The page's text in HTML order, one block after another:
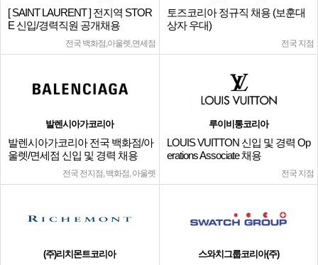
[ SAINT LAURENT ] 전지역 STOR
E 신입/경력직원 공개채용
전국 백화점,아울렛,면세점
토즈코리아 정규직 채용 (보훈대
상자 우대)
전국 지점
발렌시아가코리아
발렌시아가코리아 전국 백화점/아
울렛/면세점 신입 및 경력 채용
전국 전지점, 백화점, 아울렛
루이비통코리아
LOUIS VUITTON 신입 및 경력 Op
erations Associate 채용
전국 지점
(주)리치몬트코리아 스와치그룹코리아(주)